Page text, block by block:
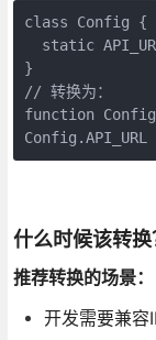
class Config {
static
}
// 转换为：
function
什么时候该转换
推荐转换的场景：
开发需要兼容